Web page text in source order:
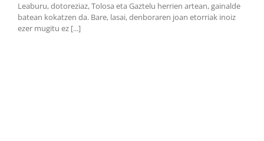
Leaburu, dotoreziaz, Tolosa eta Gaztelu herrien artean, gainalde
batean kokatzen da. Bare, lasai, denboraren joan etorriak inoiz
ezer mugitu ez [...]